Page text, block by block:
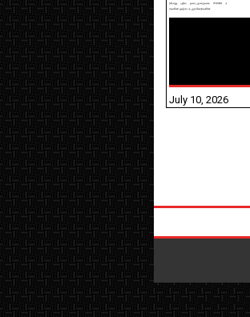
July 10, 2026